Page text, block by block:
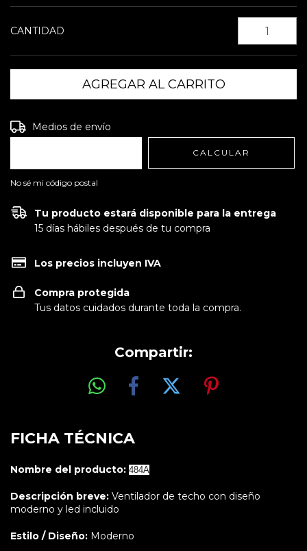
CANTIDAD
Entregas para el CP:
Medios de envío
CALCULAR
No sé mi código postal
Tu producto estará disponible para la entrega
15 días hábiles después de tu compra
Los precios incluyen IVA
Compra protegida
Tus datos cuidados durante toda la compra.
Compartir:
FICHA TÉCNICA
Nombre del producto: 484A
Descripción breve: Ventilador de techo con diseño
moderno y led incluido
Estilo / Diseño: Moderno